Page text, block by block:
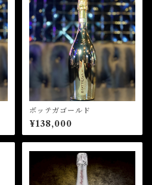
ボッテガゴールド
¥138,000